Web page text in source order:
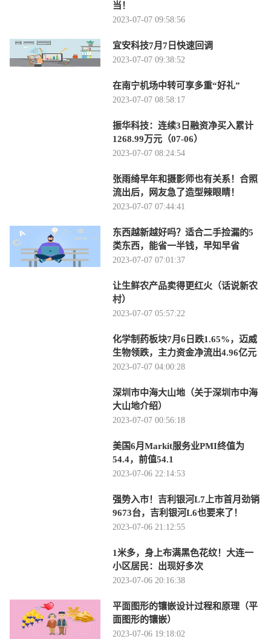
当！
2023-07-07 09:58:56
宜安科技7月7日快速回调
2023-07-07 09:38:52
在南宁机场中转可享多重“好礼”
2023-07-07 08:58:17
振华科技：连续3日融资净买入累计
1268.99万元（07-06）
2023-07-07 08:24:54
张雨绮早年和摄影师也有关系！合照
流出后，网友急了造型辣眼睛！
2023-07-07 07:44:41
东西越新越好吗？适合二手捡漏的5
类东西，能省一半钱，早知早省
2023-07-07 07:01:37
让生鲜农产品卖得更红火（话说新农
村）
2023-07-07 05:57:22
化学制药板块7月6日跌1.65%，迈威
生物领跌，主力资金净流出4.96亿元
2023-07-07 04:00:28
深圳市中海大山地（关于深圳市中海
大山地介绍）
2023-07-07 00:56:18
美国6月Markit服务业PMI终值为
54.4，前值54.1
2023-07-06 22:14:53
强势入市！吉利银河L7上市首月劲销
9673台，吉利银河L6也要来了！
2023-07-06 21:12:55
1米多，身上布满黑色花纹！大连一
小区居民：出现好多次
2023-07-06 20:16:38
平面图形的镶嵌设计过程和原理（平
面图形的镶嵌）
2023-07-06 19:18:02